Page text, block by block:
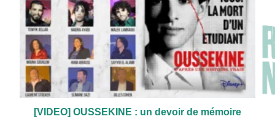
[VIDEO] OUSSEKINE : un devoir de mémoire